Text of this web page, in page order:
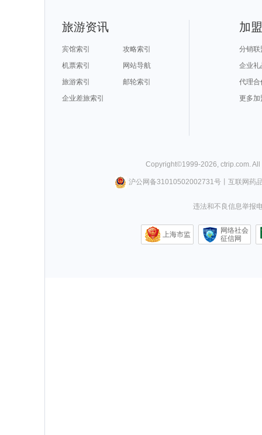
旅游资讯
宾馆索引
攻略索引
机票索引
网站导航
旅游索引
邮轮索引
企业差旅索引
加
分销联
企业礼
代理合
更多加
Copyright©1999-2026 ctrip.com .
沪公网备31010502002731号丨 互联网药
违法和不良信息举报
上海市监
网络社会
征信网